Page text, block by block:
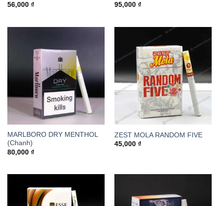
56,000 ₫
95,000 ₫
MARLBORO DRY MENTHOL
(Chanh)
80,000 ₫
ZEST MOLA RANDOM FIVE
45,000 ₫